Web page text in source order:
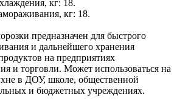
кг: 18.
кг: 18.
предназначен для быстрого
и дальнейшего хранения
на предприятиях
и торговли. Может использоваться на
в ДОУ, школе, общественной
и бюджетных учреждениях.